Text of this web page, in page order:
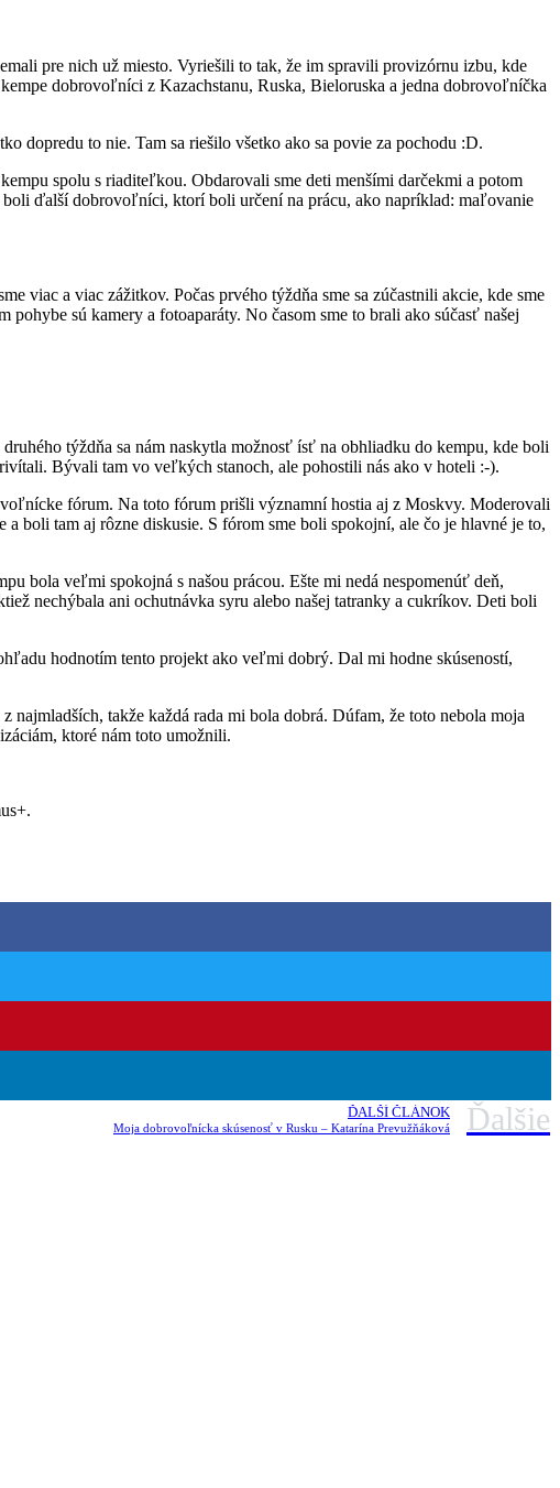
pre nich už miesto. Vyriešili to tak, že im spravili provizórnu izbu, kde
dobrovoľníci z Kazachstanu, Ruska, Bieloruska a jedna dobrovoľníčka
dopredu to nie. Tam sa riešilo všetko ako sa povie za pochodu :D.
spolu s riaditeľkou. Obdarovali sme deti menšími darčekmi a potom
ďalší dobrovoľníci, ktorí boli určení na prácu, ako napríklad: maľovanie
viac a viac zážitkov. Počas prvého týždňa sme sa zúčastnili akcie, kde sme
sú kamery a fotoaparáty. No časom sme to brali ako súčasť našej
týždňa sa nám naskytla možnosť ísť na obhliadku do kempu, kde boli
Bývali tam vo veľkých stanoch, ale pohostili nás ako v hoteli :-).
fórum. Na toto fórum prišli významní hostia aj z Moskvy. Moderovali
tam aj rôzne diskusie. S fórom sme boli spokojní, ale čo je hlavné je to,
bola veľmi spokojná s našou prácou. Ešte mi nedá nespomenúť deň,
nechýbala ani ochutnávka syru alebo našej tatranky a cukríkov. Deti boli
hodnotím tento projekt ako veľmi dobrý. Dal mi hodne skúseností,
takže každá rada mi bola dobrá. Dúfam, že toto nebola moja
ktoré nám toto umožnili.
ĎALŠÍ ČLÁNOK
Moja dobrovoľnícka skúsenosť v Rusku – Katarína Prevužňáková Ďalšie